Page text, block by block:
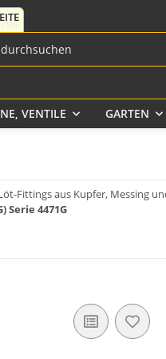
VENTILE GARTEN
Fittings aus Kupfer, Messing
Serie 4471G